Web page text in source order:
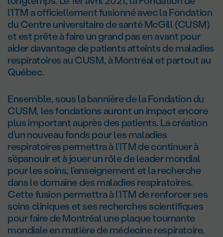
l’ITM a officiellement fusionné avec la Fondation
du Centre universitaire de santé McGill (CUSM)
et est prête à faire un grand pas en avant pour
aider davantage de patients atteints de maladies
respiratoires au CUSM, à Montréal et partout au
Québec.
Ensemble, sous la bannière de la Fondation du
CUSM, les fondations auront un impact encore
plus important auprès des patients. La création
d’un nouveau fonds pour les maladies
respiratoires permettra à l’ITM de continuer à
s’épanouir et à jouer un rôle de leader mondial
pour les soins, l’enseignement et la recherche
dans le domaine des maladies respiratoires.
Cette fusion permettra à l’ITM de renforcer ses
soins cliniques et ses recherches scientifiques
pour faire de Montréal une plaque tournante
mondiale en matière de médecine respiratoire.